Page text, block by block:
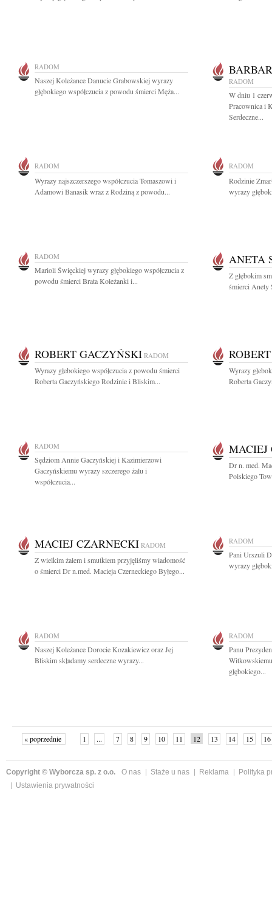
RADOM
Naszej Koleżance Danucie Grabowskiej wyrazy
głębokiego współczucia z powodu śmierci Męża...
RADOM
W dniu 1
Pracownica i
Serdeczne...
RADOM
Wyrazy najszczerszego współczucia Tomaszowi i
Adamowi Banasik wraz z Rodziną z powodu...
RADOM
Rodzinie
wyrazy
RADOM
Marioli Święckiej wyrazy głębokiego współczucia z
powodu śmierci Brata Koleżanki i...
ANETA
Z głębokim
śmierci Anety
ROBERT GACZYŃSKI RADOM
Wyrazy głebokiego współczucia z powodu śmierci
Roberta Gaczyńskiego Rodzinie i Bliskim...
Wyrazy
Roberta
RADOM
Sędziom Annie Gaczyńskiej i Kazimierzowi
Gaczyńskiemu wyrazy szczerego żalu i
współczucia...
MACIEJ
Dr n. med.
Polskiego
MACIEJ CZARNECKI RADOM
Z wielkim żalem i smutkiem przyjęliśmy wiadomość
o śmierci Dr n.med. Macieja Czerneckiego Byłego...
RADOM
Pani Urszuli
wyrazy
RADOM
Naszej Koleżance Dorocie Kozakiewicz oraz Jej
Bliskim składamy serdeczne wyrazy...
RADOM
Panu
głębokiego...
« poprzednie 1 ... 7 8 9 10 11 12 13 14 15 16
Copyright © Wyborcza sp. z o.o. O nas Staże u nas Reklama
Polityka
Ustawienia prywatności